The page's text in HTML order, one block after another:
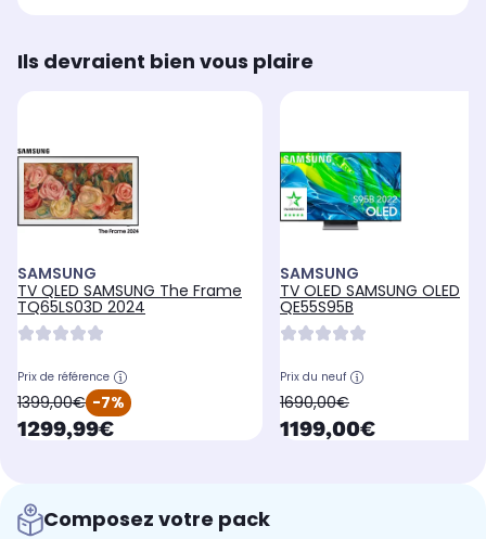
Ils devraient bien vous plaire
SAMSUNG
TV QLED SAMSUNG The Frame
TQ65LS03D 2024
Prix de référence
oldPrice
1399,00€ -7%
currentPrice
1299,99€
SAMSUNG
TV OLED SAMSUNG OLED
QE55S95B
Prix du neuf
oldPrice
1690,00€
currentPrice
1199,00€
Composez votre pack